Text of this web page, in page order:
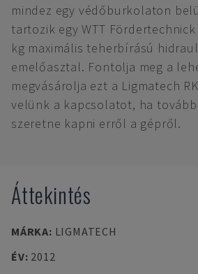
mindez egy védőburkolaton
tartozik egy WTT
kg maximális teherbírású
emelőasztal. Fontolja meg a
megvásárolja ezt a Ligmatech
velünk a kapcsolatot, ha
szeretne kapni erről a gépről.
Áttekintés
MÁRKA: LIGMATECH
ÉV: 2012